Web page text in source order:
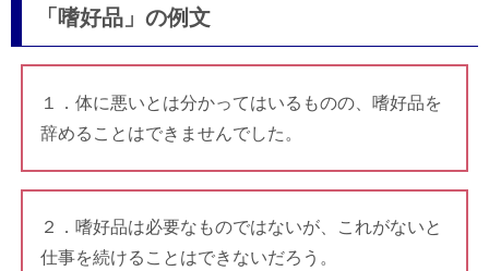
「嗜好品」の例文
１．体に悪いとは分かってはいるものの、嗜好品を
辞めることはできませんでした。
２．嗜好品は必要なものではないが、これがないと
仕事を続けることはできないだろう。